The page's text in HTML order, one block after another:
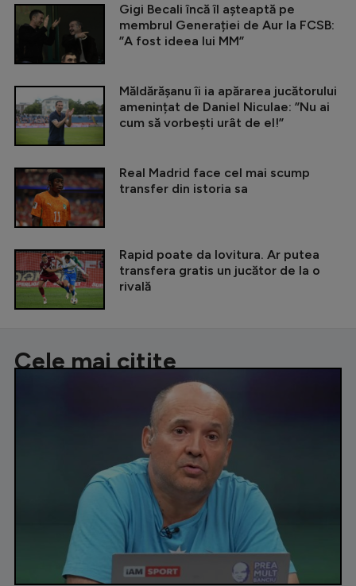
Gigi Becali încă îl așteaptă pe
membrul Generației de Aur la FCSB:
”A fost ideea lui MM”
Măldărășanu îi ia apărarea jucătorului
amenințat de Daniel Niculae: ”Nu ai
cum să vorbești urât de el!”
Real Madrid face cel mai scump
transfer din istoria sa
Rapid poate da lovitura. Ar putea
transfera gratis un jucător de la o
rivală
Cele mai citite